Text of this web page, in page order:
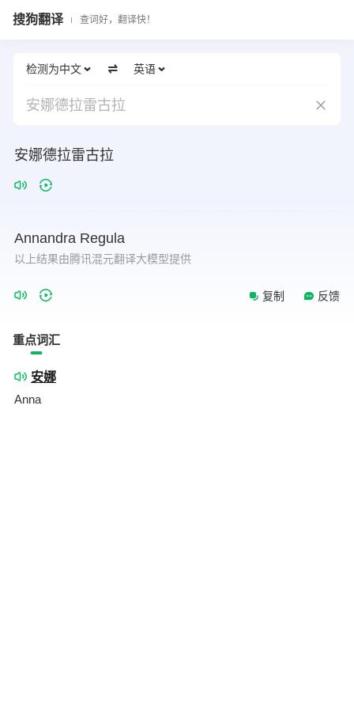
搜狗翻译 查词好，翻译快！
检测为中文 英语
安娜德拉雷古拉
安娜德拉雷古拉
Annandra Regula
以上结果由腾讯混元翻译大模型提供
复制 反馈
重点词汇
安娜
Anna